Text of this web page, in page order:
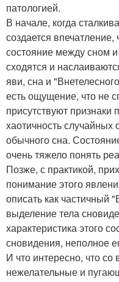
патологией.
В начале, когда
создается впечатление,
состояние между сном
сходятся и
яви, сна и
есть ощущение, что не
присутствуют признаки
хаотичность случайных
обычного сна.
очень тяжело понять
Позже, с практикой,
понимание этого
описать как частичный
выделение тела
характеристика этого
сновидения, неполное
И что интересно, что
нежелательные и